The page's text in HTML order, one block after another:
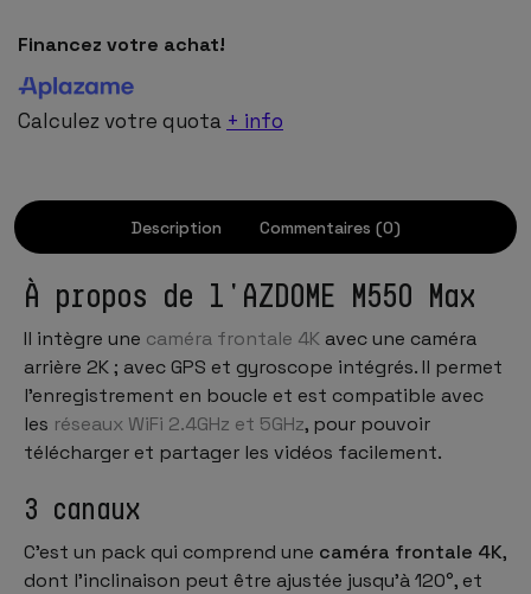
Financez votre achat!
Calculez votre quota + info
Description Commentaires (0)
À propos de l'AZDOME M550 Max
Il intègre une caméra frontale 4K avec une caméra
arrière 2K ; avec GPS et gyroscope intégrés. Il permet
l'enregistrement en boucle et est compatible avec
les réseaux WiFi 2.4GHz et 5GHz, pour pouvoir
télécharger et partager les vidéos facilement.
3 canaux
C'est un pack qui comprend une caméra frontale 4K,
dont l'inclinaison peut être ajustée jusqu'à 120°, et